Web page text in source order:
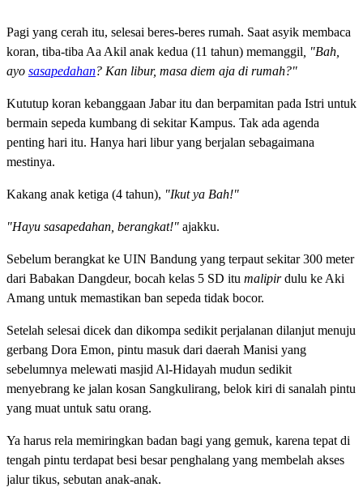
Pagi yang cerah itu, selesai beres-beres rumah. Saat asyik membaca
koran, tiba-tiba Aa Akil anak kedua (11 tahun) memanggil , "Bah,
ayo sasapedahan? Kan libur, masa diem aja di rumah?"
Kututup koran kebanggaan Jabar itu dan berpamitan pada Istri untuk
bermain sepeda kumbang di sekitar Kampus. Tak ada agenda
penting hari itu. Hanya hari libur yang berjalan sebagaimana
mestinya.
Kakang anak ketiga (4 tahun), "Ikut ya Bah!"
"Hayu sasapedahan, berangkat!" ajakku.
Sebelum berangkat ke UIN Bandung yang terpaut sekitar 300 meter
dari Babakan Dangdeur, bocah kelas 5 SD itu malipirdulu ke Aki
Amang untuk memastikan ban sepeda tidak bocor.
Setelah selesai dicek dan dikompa sedikit perjalanan dilanjut menuju
gerbang Dora Emon, pintu masuk dari daerah Manisi yang
sebelumnya melewati masjid Al-Hidayah mudun sedikit
menyebrang ke jalan kosan Sangkulirang, belok kiri di sanalah pintu
yang muat untuk satu orang.
Ya harus rela memiringkan badan bagi yang gemuk, karena tepat di
tengah pintu terdapat besi besar penghalang yang membelah akses
jalur tikus, sebutan anak-anak.